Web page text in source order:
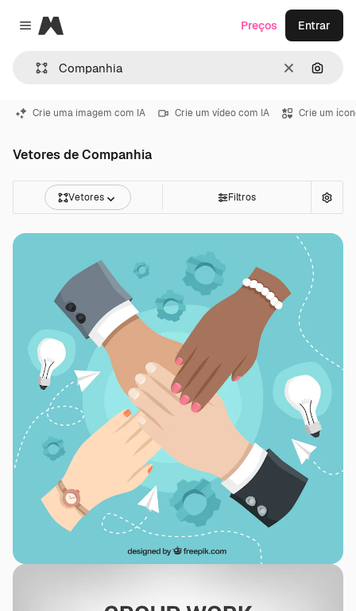
Close menu
Magnific
Limpar
Preços Entrar
Crie uma imagem com IA Crie um vídeo com IA Crie um
Vetores de Companhia
Vetores Filtros